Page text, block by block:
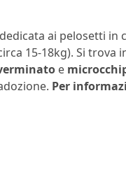
ai pelosetti in
15-18kg). Si trova
e
Per